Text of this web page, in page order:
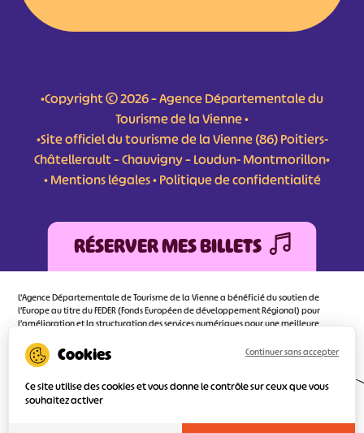
•Copyright © 2026 – Agence Départementale du
Tourisme de la Vienne •
•Site officiel du tourisme de la Vienne (86) Poitiers-
Châtellerault – Chauvigny – Loudun- Montmorillon•
•Mentions légales•Politique de confidentialité
RÉSERVER MES BILLETS
L'Agence Départementale de Tourisme de la Vienne a bénéficié du soutien de
l’Europe au titre du FEDER (Fonds Européen de développement Régional) pour
l’amélioration et la structuration des services numériques pour une meilleure
d’orienter au mieux le visiteur.
Ce site utilise des cookies et vous donne le contrôle sur ceux que vous
souhaitez activer
Continuer sans accepter